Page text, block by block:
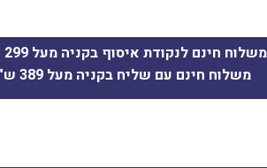
משלוח חינם לנקודת איסוף בקניה מעל 299 ש"ח
משלוח חינם עם שליח בקניה מעל 389 ש"ח